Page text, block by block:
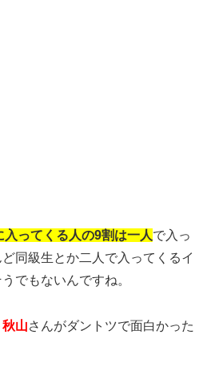
入ってくる人の9割は一人で入っ
同級生とか二人で入ってくるイ
でもないんですね。
秋山さんがダントツで面白かった